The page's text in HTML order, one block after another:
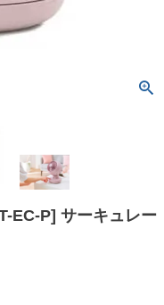
EC-P] サーキュレー